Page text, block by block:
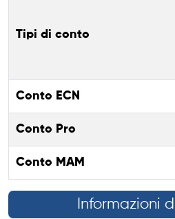
Tipi di conto
Conto ECN
Conto Pro
Conto MAM
Informazioni